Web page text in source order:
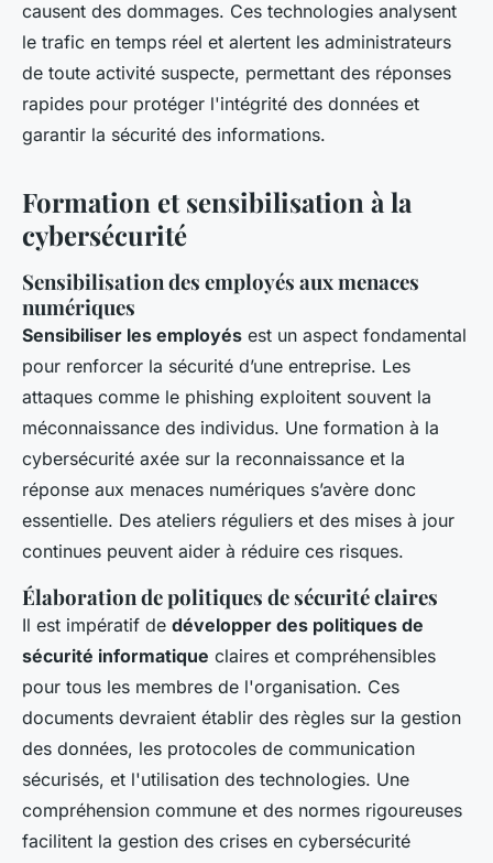
causent des dommages. Ces technologies analysent
le trafic en temps réel et alertent les administrateurs
de toute activité suspecte, permettant des réponses
rapides pour protéger l'intégrité des données et
garantir la sécurité des informations.
Formation et sensibilisation à la
cybersécurité
Sensibilisation des employés aux menaces
numériques
Sensibiliser les employés est un aspect fondamental
pour renforcer la sécurité d’une entreprise. Les
attaques comme le phishing exploitent souvent la
méconnaissance des individus. Une formation à la
cybersécurité axée sur la reconnaissance et la
réponse aux menaces numériques s’avère donc
essentielle. Des ateliers réguliers et des mises à jour
continues peuvent aider à réduire ces risques.
Élaboration de politiques de sécurité claires
Il est impératif de développer des politiques de
sécurité informatique claires et compréhensibles
pour tous les membres de l'organisation. Ces
documents devraient établir des règles sur la gestion
des données, les protocoles de communication
sécurisés, et l'utilisation des technologies. Une
compréhension commune et des normes rigoureuses
facilitent la gestion des crises en cybersécurité